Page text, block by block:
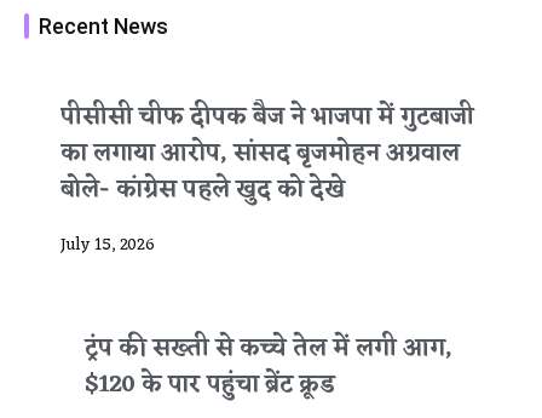
Recent News
पीसीसी चीफ दीपक बैज ने भाजपा में गुटबाजी
का लगाया आरोप, सांसद बृजमोहन अग्रवाल
बोले- कांग्रेस पहले खुद को देखे
July 15, 2026
ट्रंप की सख्ती से कच्चे तेल में लगी आग,
$120 के पार पहुंचा ब्रेंट क्रूड